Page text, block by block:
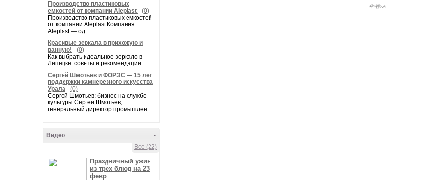
Производство пластиковых
емкостей от компании Aleplast - (0)
Производство пластиковых емкостей
от компании Aleplast Компания
Aleplast — од...
Красивые зеркала в прихожую и
ванную! - (0)
Как выбрать идеальное зеркало в
Липецке: советы и рекомендации ...
Сергей Шмотьев и ФОРЭС — 15 лет
поддержки камнерезного искусства
Урала - (0)
Сергей Шмотьев: бизнес на службе
культуры Сергей Шмотьев,
генеральный директор промышлен...
-
Видео
Все (22)
Праздничный ужин
из трех блюд на 23
февр